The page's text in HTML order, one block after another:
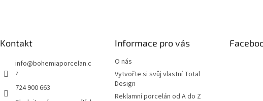
Kontakt
info@bohemiaporcelan.c
z
724 900 663
Informace pro vás
O nás
Vytvořte si svůj vlastní Total
Design
Reklamní porcelán od A do Z